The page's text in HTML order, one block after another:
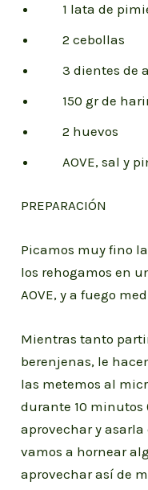
1 lata de
2 cebollas
3 dientes de
150 gr de
2 huevos
AOVE, sal y
PREPARACIÓN
Picamos muy fino
los rehogamos en
AOVE, y a fuego
Mientras tanto
berenjenas, le
las metemos al
durante 10 minutos
aprovechar y asarla
vamos a hornear
aprovechar así de